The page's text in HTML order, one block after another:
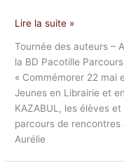
Lire la suite »
Tournée des auteurs –
la BD Pacotille
« Commémorer 22 mai
Jeunes en Librairie et
KAZABUL, les élèves
parcours de
Aurélie